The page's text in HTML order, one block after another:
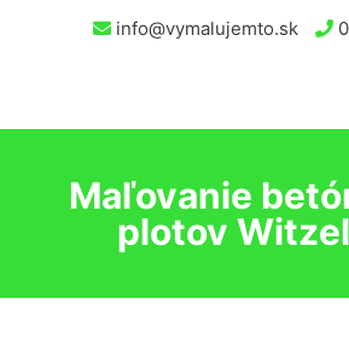
info@vymalujemto.sk
Maľovanie
plotov